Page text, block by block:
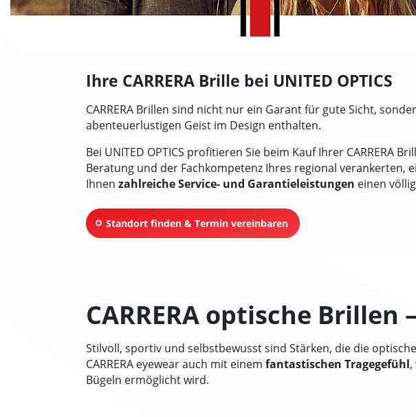
Ihre CARRERA Brille bei UNITED OPTICS
CARRERA Brillen sind nicht nur ein Garant für gute Sicht,
abenteuerlustigen Geist im Design enthalten.
Bei UNITED OPTICS profitieren Sie beim Kauf Ihrer CARRERA
Beratung und der Fachkompetenz Ihres regional verankerten,
Ihnen zahlreiche Service- und Garantieleistungen einen
Standort finden & Termin vereinbaren
CARRERA optische
Stilvoll, sportiv und selbstbewusst sind Stärken, die die
CARRERA eyewear auch mit einem fantastischen Tragegefühl
Bügeln ermöglicht wird.